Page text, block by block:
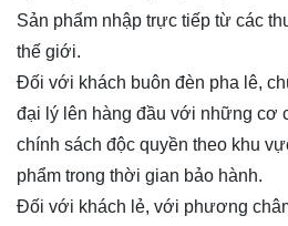
Sản phẩm nhập trực tiếp từ các
thế giới.
Đối với khách buôn đèn pha lê,
đại lý lên hàng đầu với những cơ
chính sách độc quyền theo khu
phẩm trong thời gian bảo hành.
Đối với khách lẻ, với phương